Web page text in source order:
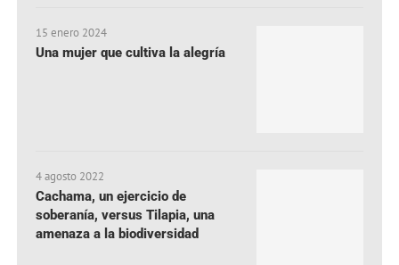
15 enero 2024
Una mujer que cultiva la alegría
4 agosto 2022
Cachama, un ejercicio de
soberanía, versus Tilapia, una
amenaza a la biodiversidad